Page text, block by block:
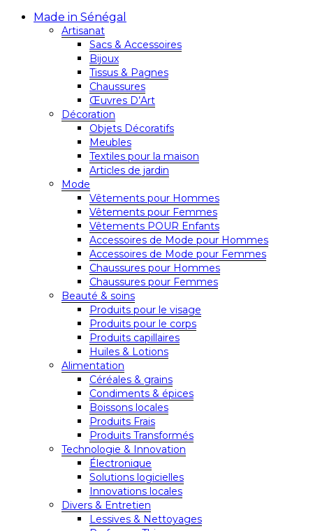
Made in Sénégal
Artisanat
Sacs & Accessoires
Bijoux
Tissus & Pagnes
Chaussures
Œuvres D’Art
Décoration
Objets Décoratifs
Meubles
Textiles pour la maison
Articles de jardin
Mode
Vêtements pour Hommes
Vêtements pour Femmes
Vêtements POUR Enfants
Accessoires de Mode pour Hommes
Accessoires de Mode pour Femmes
Chaussures pour Hommes
Chaussures pour Femmes
Beauté & soins
Produits pour le visage
Produits pour le corps
Produits capillaires
Huiles & Lotions
Alimentation
Céréales & grains
Condiments & épices
Boissons locales
Produits Frais
Produits Transformés
Technologie & Innovation
Électronique
Solutions logicielles
Innovations locales
Divers & Entretien
Lessives & Nettoyages